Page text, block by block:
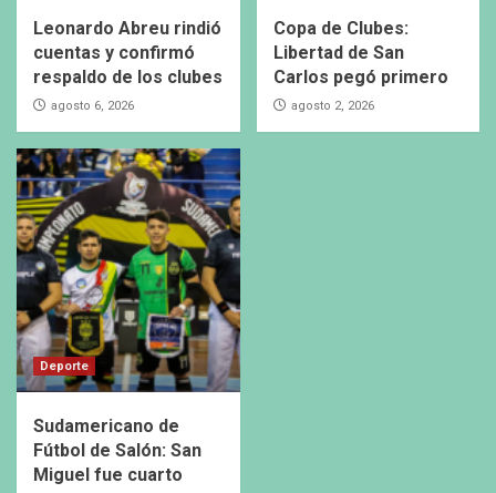
Leonardo Abreu rindió
cuentas y confirmó
respaldo de los clubes
agosto 6, 2026
Copa de Clubes:
Libertad de San
Carlos pegó primero
agosto 2, 2026
Deporte
Sudamericano de
Fútbol de Salón: San
Miguel fue cuarto